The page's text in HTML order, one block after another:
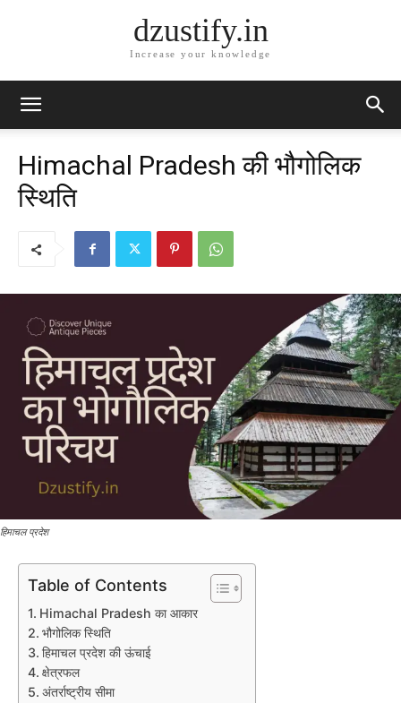
dzustify.in
Increase your knowledge
Himachal Pradesh की भौगोलिक
स्थिति
हिमाचल प्रदेश
Table of Contents
Himachal Pradesh का आकार
भौगोलिक स्थिति
हिमाचल प्रदेश की ऊंचाई
क्षेत्रफल
अंतर्राष्ट्रीय सीमा